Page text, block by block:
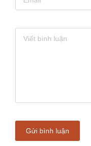
Gửi bình luận